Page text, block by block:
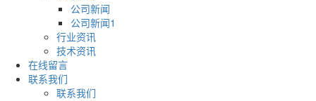
公司新闻
公司新闻1
行业资讯
技术资讯
在线留言
联系我们
联系我们